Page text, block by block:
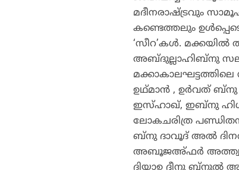
മദീനരാഷ്ട്രവും
കണ്ടെത്തലും
‘സീറ’കള്‍. മക്കയില്‍
അബ്ദുല്ലാഹിബ്‌നു
ഉഥ്മാന്‍ , ഉര്‍വത്
ഇസ്ഹാഖ്, ഇബ്‌നു
ലോകചരിത്ര
ബ്‌നു ദാവൂദ് അല്‍
അബൂജഅ്ഫര്‍
ദിയാഉ ദ്ദീനു ബ്‌നുല്‍